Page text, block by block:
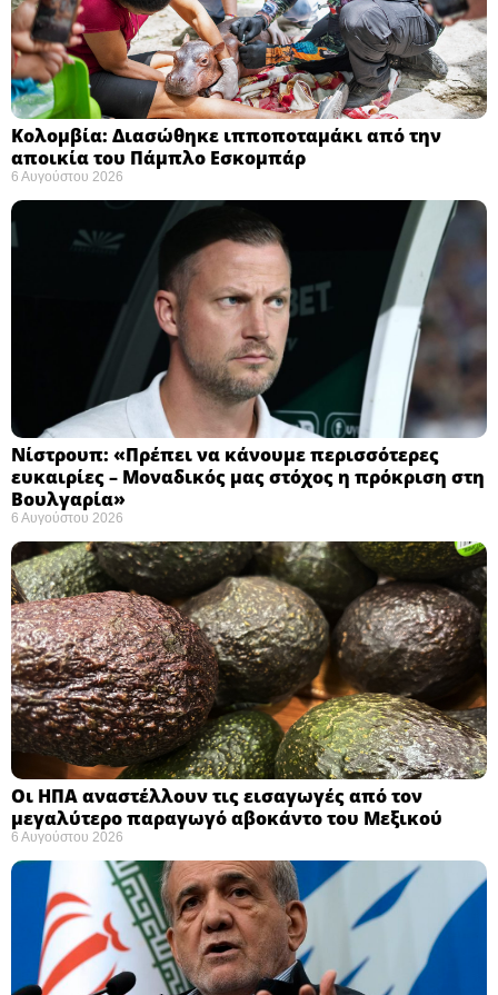
Κολομβία: Διασώθηκε ιπποποταμάκι από την
αποικία του Πάμπλο Εσκομπάρ ​
6 Αυγούστου 2026
Νίστρουπ: «Πρέπει να κάνουμε περισσότερες
ευκαιρίες – Μοναδικός μας στόχος η πρόκριση στη
Βουλγαρία» ​
6 Αυγούστου 2026
Οι ΗΠΑ αναστέλλουν τις εισαγωγές από τον
μεγαλύτερο παραγωγό αβοκάντο του Μεξικού ​
6 Αυγούστου 2026